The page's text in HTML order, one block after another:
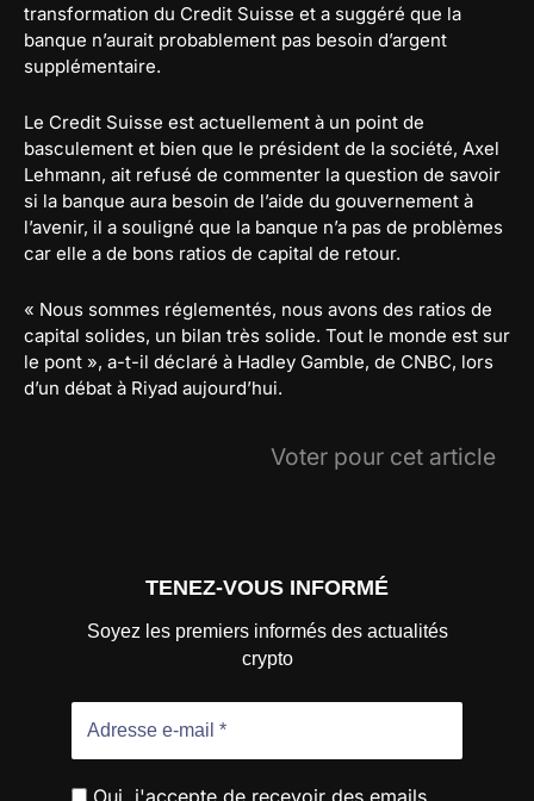
transformation du Credit Suisse et a suggéré que la
banque n’aurait probablement pas besoin d’argent
supplémentaire.
Le Credit Suisse est actuellement à un point de
basculement et bien que le président de la société, Axel
Lehmann, ait refusé de commenter la question de savoir
si la banque aura besoin de l’aide du gouvernement à
l’avenir, il a souligné que la banque n’a pas de problèmes
car elle a de bons ratios de capital de retour.
« Nous sommes réglementés, nous avons des ratios de
capital solides, un bilan très solide. Tout le monde est sur
le pont », a-t-il déclaré à Hadley Gamble, de CNBC, lors
d’un débat à Riyad aujourd’hui.
Voter pour cet article
TENEZ-VOUS INFORMÉ
Soyez les premiers informés des actualités
crypto